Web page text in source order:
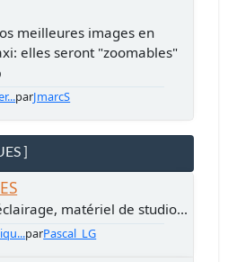
meilleures images en
elles seront "zoomables"
parJmarcS
]
matériel de studio...
parPascal_LG